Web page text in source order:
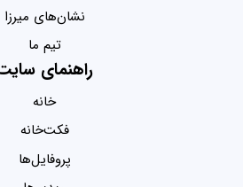
نشان‌های میرزا
تیم ما
راهنمای
خانه
فکت‌خانه
پروفایل‌ها